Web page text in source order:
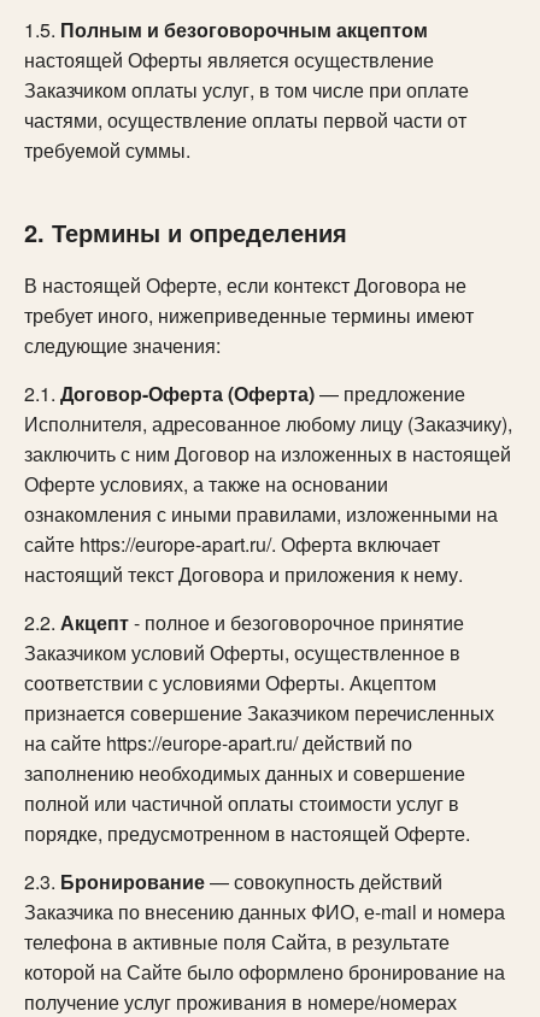
1.5. Полным и безоговорочным акцептом
настоящей Оферты является осуществление
Заказчиком оплаты услуг, в том числе при оплате
частями, осуществление оплаты первой части от
требуемой суммы.
2. Термины и определения
В настоящей Оферте, если контекст Договора не
требует иного, нижеприведенные термины имеют
следующие значения:
2.1. Договор-Оферта (Оферта)— предложение
Исполнителя, адресованное любому лицу (Заказчику),
заключить с ним Договор на изложенных в настоящей
Оферте условиях, а также на основании
ознакомления с иными правилами, изложенными на
сайте https://europe-apart.ru/. Оферта включает
настоящий текст Договора и приложения к нему.
2.2. Акцепт- полное и безоговорочное принятие
Заказчиком условий Оферты, осуществленное в
соответствии с условиями Оферты. Акцептом
признается совершение Заказчиком перечисленных
на сайте https://europe-apart.ru/ действий по
заполнению необходимых данных и совершение
полной или частичной оплаты стоимости услуг в
порядке, предусмотренном в настоящей Оферте.
2.3. Бронирование— совокупность действий
Заказчика по внесению данных ФИО, е-mail и номера
телефона в активные поля Сайта, в результате
которой на Сайте было оформлено бронирование на
получение услуг проживания в номере/номерах